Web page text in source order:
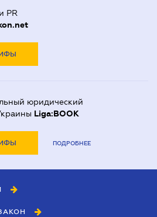
PR
юридический
Liga:BOOK
ПОДРОБНЕЕ